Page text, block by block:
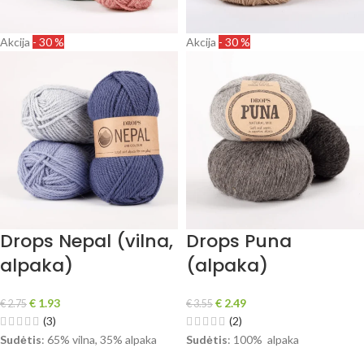
Akcija - 30 %
Drops Nepal (vilna,
alpaka)
€2.75 € 1.93
(3)
Sudėtis: 65% vilna, 35% alpaka
Akcija - 30 %
Drops Puna
(alpaka)
€3.55 € 2.49
(2)
Sudėtis: 100% alpaka